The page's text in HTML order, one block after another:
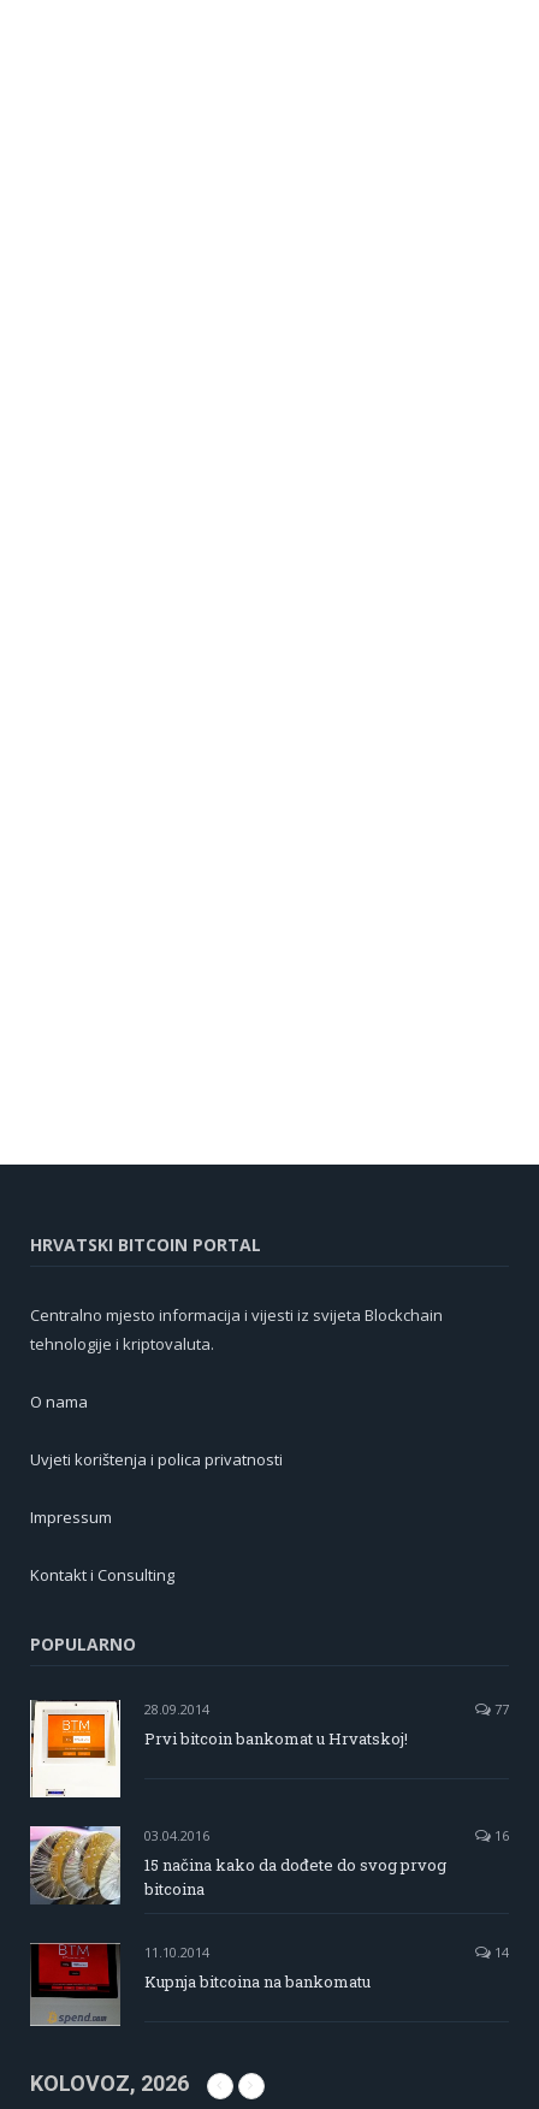
HRVATSKI BITCOIN PORTAL
Centralno mjesto informacija i vijesti iz svijeta Blockchain
tehnologije i kriptovaluta.
O nama
Uvjeti korištenja i polica privatnosti
Impressum
Kontakt i Consulting
POPULARNO
28.09.2014 77
Prvi bitcoin bankomat u Hrvatskoj!
03.04.2016 16
15 načina kako da dođete do svog prvog
bitcoina
11.10.2014 14
Kupnja bitcoina na bankomatu
KOLOVOZ, 2026